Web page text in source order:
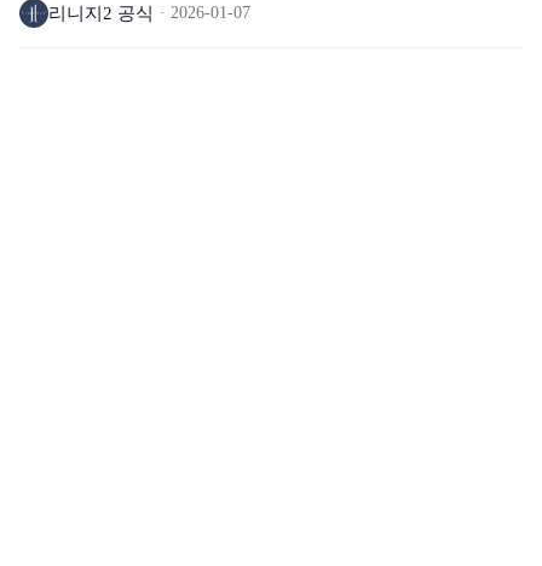
리니지2 공식 2026-01-07